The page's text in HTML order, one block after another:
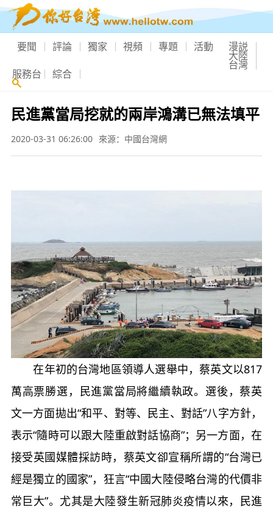
要聞 評論 獨家 視頻 專題 活動 漫説
大陸
台灣
服務台 綜合
民進黨當局挖就的兩岸鴻溝已無法填平
2020-03-31 06:26:00 來源：中國台灣網
在年初的台灣地區領導人選舉中，蔡英文以817
萬高票勝選，民進黨當局將繼續執政。選後，蔡英
文一方面拋出“和平、對等、民主、對話”八字方針，
表示“隨時可以跟大陸重啟對話協商”；另一方面，在
接受英國媒體採訪時，蔡英文卻宣稱所謂的“台灣已
經是獨立的國家”，狂言“中國大陸侵略台灣的代價非
常巨大”。尤其是大陸發生新冠肺炎疫情以來，民進